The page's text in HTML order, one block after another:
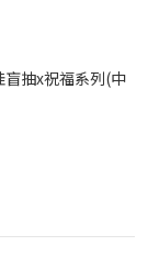
抽x祝福系列(中